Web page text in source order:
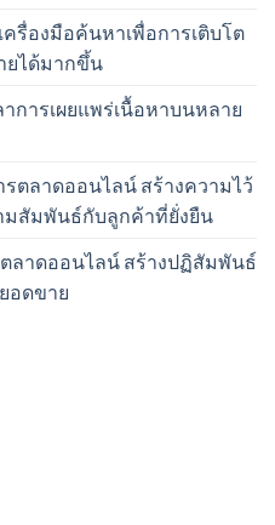
รื่องมือค้นหาเพื่อการเติบโต
ยได้มากขึ้น
การเผยแพร่เนื้อหาบนหลาย
ตลาดออนไลน์ สร้างความไว้
มสัมพันธ์กับลูกค้าที่ยั่งยืน
ลาดออนไลน์ สร้างปฏิสัมพันธ์
อดขาย